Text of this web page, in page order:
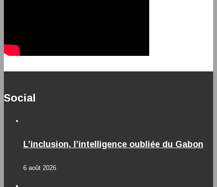
Social
L’inclusion, l’intelligence oubliée du Gabon
6 août 2026